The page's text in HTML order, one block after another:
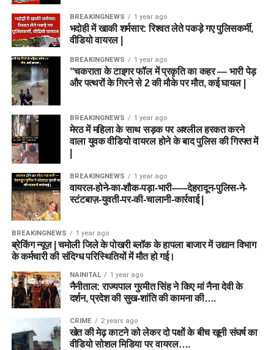
BREAKINGNEWS 1 year ago
भदोही में खाकी शर्मसार: रिश्वत लेते पकड़े गए पुलिसकर्मी,
वीडियो वायरल |
BREAKINGNEWS 1 year ago
“चकराता के टाइगर फॉल में प्रकृति का कहर — भारी पेड़
और पत्थरों के गिरने से 2 की मौके पर मौत, कई घायल |
BREAKINGNEWS 1 year ago
मेरठ में महिला के साथ सड़क पर अश्लील हरकत करने
वाला युवक वीडियो वायरल होने के बाद पुलिस की गिरफ्त में
BREAKINGNEWS 1 year ago
वायरल-होने-का-शौक-पड़ा-भारी-—-देहरादून-पुलिस-ने-
स्टंटबाज़-युवती-पर-की-चालानी-कार्रवाई |
BREAKINGNEWS 1 year ago
ब्रेकिंग न्यूज़ | चमोली जिले के पोखरी ब्लॉक के हापला बाजार में उद्यान विभाग
के कर्मचारी की संदिग्ध परिस्थितियों में मौत हो गई।
NAINITAL 1 year ago
नैनीताल: राज्यपाल गुरमीत सिंह ने किए मां नैना देवी के
दर्शन, प्रदेश की सुख-शांति की कामना की….
CRIME 2 years ago
खेत की मेढ़ काटने को लेकर दो पक्षों के बीच खूनी संघर्ष का
वीडियो सोशल मिडिया पर वायरल….